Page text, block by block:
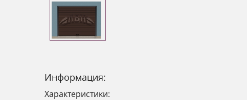
Информация:
Характеристики: